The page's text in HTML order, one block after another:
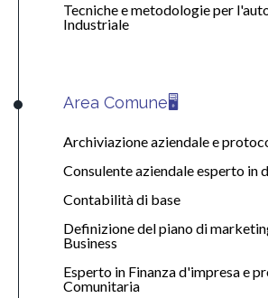
Tecniche e metodologie per
Industriale
Area Comune🖥️
Archiviazione aziendale e
Consulente aziendale esperto
Contabilità di base
Definizione del piano di
Business
Esperto in Finanza d'impresa e
Comunitaria